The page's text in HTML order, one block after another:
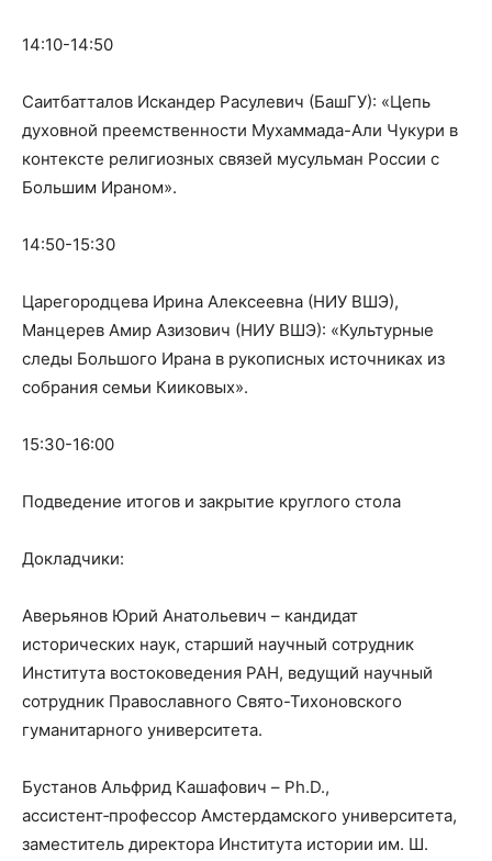
14:10-14:50
Саитбатталов Искандер Расулевич (БашГУ): «Цепь
духовной преемственности Мухаммада-Али Чукури в
контексте религиозных связей мусульман России с
Большим Ираном».
14:50-15:30
Царегородцева Ирина Алексеевна (НИУ ВШЭ),
Манцерев Амир Азизович (НИУ ВШЭ): «Культурные
следы Большого Ирана в рукописных источниках из
собрания семьи Кииковых».
15:30-16:00
Подведение итогов и закрытие круглого стола
Докладчики:
Аверьянов Юрий Анатольевич – кандидат
исторических наук, старший научный сотрудник
Института востоковедения РАН, ведущий научный
сотрудник Православного Свято-Тихоновского
гуманитарного университета.
Бустанов Альфрид Кашафович – Ph.D.,
ассистент‑профессор Амстердамского университета,
заместитель директора Института истории им. Ш.